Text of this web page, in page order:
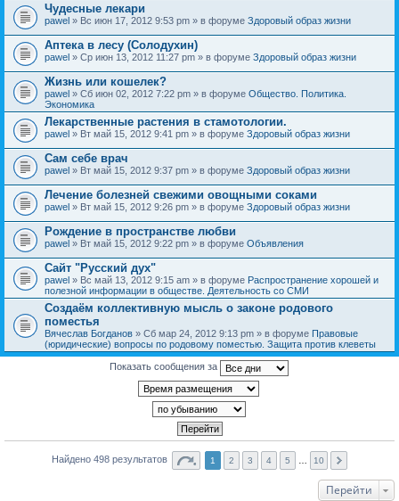
Чудесные лекари
pawel » Вс июн 17, 2012 9:53 pm » в форуме Здоровый образ жизни
Аптека в лесу (Солодухин)
pawel » Ср июн 13, 2012 11:27 pm » в форуме Здоровый образ жизни
Жизнь или кошелек?
pawel » Сб июн 02, 2012 7:22 pm » в форуме Общество. Политика.
Экономика
Лекарственные растения в стамотологии.
pawel » Вт май 15, 2012 9:41 pm » в форуме Здоровый образ жизни
Сам себе врач
pawel » Вт май 15, 2012 9:37 pm » в форуме Здоровый образ жизни
Лечение болезней свежими овощными соками
pawel » Вт май 15, 2012 9:26 pm » в форуме Здоровый образ жизни
Рождение в пространстве любви
pawel » Вт май 15, 2012 9:22 pm » в форуме Объявления
Сайт "Русский дух"
pawel » Вс май 13, 2012 9:15 am » в форуме Распространение хорошей и
полезной информации в обществе. Деятельность со СМИ
Создаём коллективную мысль о законе родового
поместья
Вячеслав Богданов » Сб мар 24, 2012 9:13 pm » в форуме Правовые
(юридические) вопросы по родовому поместью. Защита против клеветы
Показать сообщения за
Найдено 498 результатов 1 2 3 4 5 10
Перейти